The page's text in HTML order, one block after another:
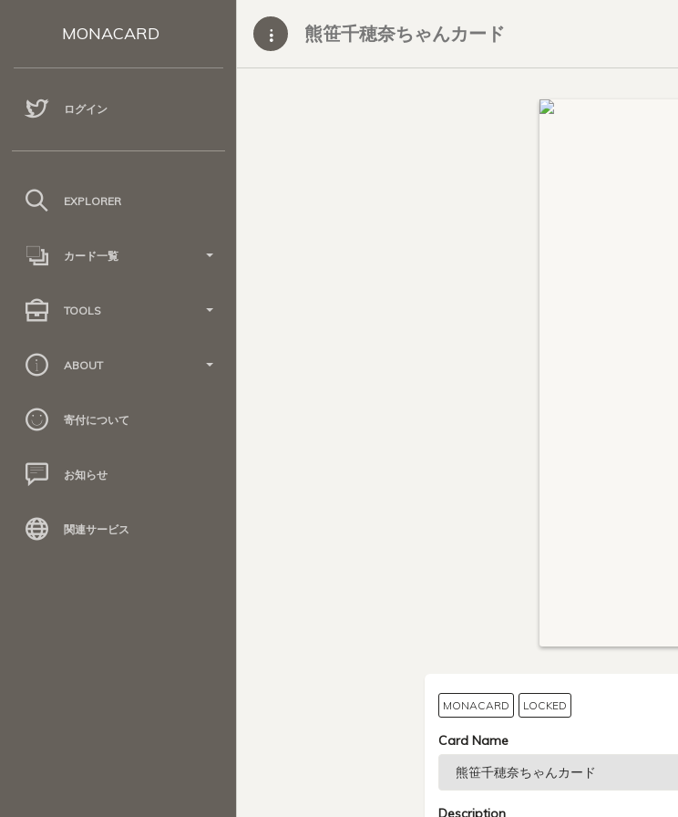
MONACARD
ログイン
EXPLORER
カード一覧
TOOLS
ABOUT
寄付について
お知らせ
関連サービス
熊笹千穂奈ちゃんカード
MONACARD LOCKED
Card Name
Description